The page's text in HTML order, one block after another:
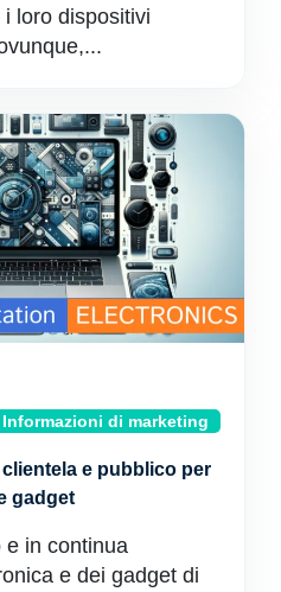
loro dispositivi
Informazioni di marketing
e pubblico per
gadget
e in continua
e dei gadget di